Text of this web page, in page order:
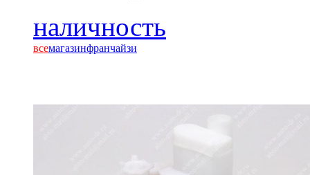
наличность
всемагазинфранчайзи